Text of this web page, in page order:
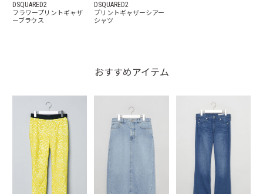
DSQUARED2
フラワープリントギャザ
ーブラウス
DSQUARED2
プリントギャザーシアー
シャツ
おすすめアイテム